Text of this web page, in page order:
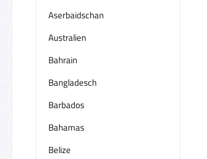
Aserbaidschan
Australien
Bahrain
Bangladesch
Barbados
Bahamas
Belize